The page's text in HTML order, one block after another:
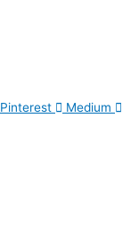
Pinterest
Medium